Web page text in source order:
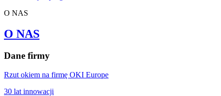
O NAS
O NAS
Dane firmy
Rzut okiem na firmę OKI Europe
30 lat innowacji